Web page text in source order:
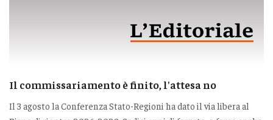
Il commissariamento è finito, l'attesa no
Il 3 agosto la Conferenza Stato-Regioni ha dato il via libera al